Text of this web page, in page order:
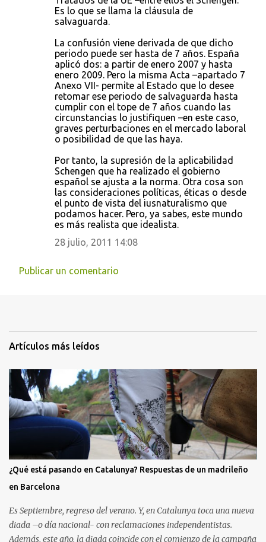
Es lo que se llama la cláusula de
salvaguarda.
La confusión viene derivada de que dicho
periodo puede ser hasta de 7 años. España
aplicó dos: a partir de enero 2007 y hasta
enero 2009. Pero la misma Acta –apartado 7
Anexo VII- permite al Estado que lo desee
retomar ese periodo de salvaguarda hasta
cumplir con el tope de 7 años cuando las
circunstancias lo justifiquen –en este caso,
graves perturbaciones en el mercado laboral
o posibilidad de que las haya.
Por tanto, la supresión de la aplicabilidad
Schengen que ha realizado el gobierno
español se ajusta a la norma. Otra cosa son
las consideraciones políticas, éticas o desde
el punto de vista del iusnaturalismo que
podamos hacer. Pero, ya sabes, este mundo
es más realista que idealista.
28 julio, 2011 14:08
Publicar un comentario
Artículos más leídos
¿Qué está pasando en Catalunya? Respuestas de un madrileño
en Barcelona
Es Septiembre, regreso del verano. Y, en Catalunya toca una nueva
diada –o día nacional- con reclamaciones independentistas.
Además, este año, la diada coincide con el comienzo de la campaña